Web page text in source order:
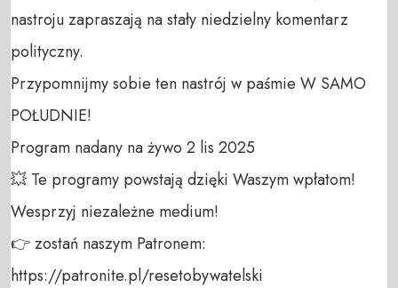
nastroju zapraszają na stały niedzielny komentarz
polityczny.
Przypomnijmy sobie ten nastrój w paśmie W SAMO
POŁUDNIE!
Program nadany na żywo 2 lis 2025
💥 Te programy powstają dzięki Waszym wpłatom!
Wesprzyj niezależne medium!
👉 zostań naszym Patronem:
https://patronite.pl/resetobywatelski